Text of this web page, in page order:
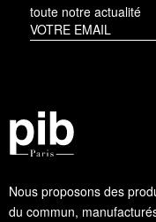
Nous proposons des
du commun,
toute notre actualité